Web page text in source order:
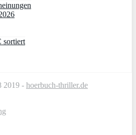
sortiert
2019 - hoerbuch-thriller.de